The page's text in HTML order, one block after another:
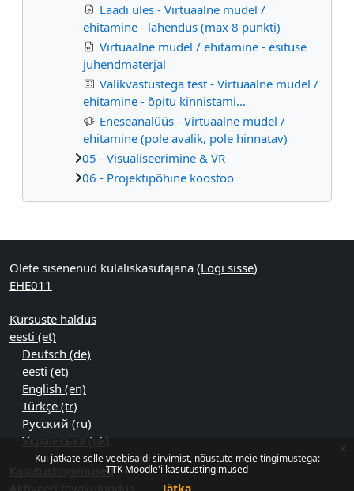
Kui jätkate selle veebisaidi sirvimist, nõustute meie tingimustega:
TTK Moodle'i kasutustingimused
x
Laadi üles - Virtuaalne mudel /
ehitamine - lahendus (max 8 punkti)
Virtuaalne mudel / ehitamine - esituse
juhendmaterjal
Valikvastustega test - Virtuaalne mudel /
ehitamine - õpitu kinnistami...
Eneseanalüüs - Virtuaalne mudel /
ehitamine (pole avalik, pole hinnatav)
05 - Visualiseerimine & VR
06 - Projektipõhine koostöö
Supplementary blocks
Olete sisenenud külaliskasutajana (Logi sisse)
EHE011
Kursuste haldus
eesti ‎(et)‎
Deutsch ‎(de)‎
eesti ‎(et)‎
English ‎(en)‎
Türkçe ‎(tr)‎
Русский ‎(ru)‎
Українська ‎(uk)‎
Kasutustingimused